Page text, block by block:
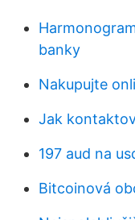
banky
Nakupujte
Jak
197 aud na
Bitcoinová